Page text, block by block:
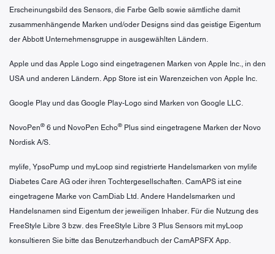
Erscheinungsbild des Sensors, die Farbe Gelb sowie sämtliche damit
zusammenhängende Marken und/oder Designs sind das geistige Eigentum
der Abbott Unternehmensgruppe in ausgewählten Ländern.
Apple und das Apple Logo sind eingetragenen Marken von Apple Inc., in den
USA und anderen Ländern. App Store ist ein Warenzeichen von Apple Inc.
Google Play und das Google Play-Logo sind Marken von Google LLC.
NovoPen® 6 und NovoPen Echo® Plus sind eingetragene Marken der Novo
Nordisk A/S.
mylife, YpsoPump und myLoop sind registrierte Handelsmarken von mylife
Diabetes Care AG oder ihren Tochtergesellschaften. CamAPS ist eine
eingetragene Marke von CamDiab Ltd. Andere Handelsmarken und
Handelsnamen sind Eigentum der jeweiligen Inhaber. Für die Nutzung des
FreeStyle Libre 3 bzw. des FreeStyle Libre 3 Plus Sensors mit myLoop
konsultieren Sie bitte das Benutzerhandbuch der CamAPSFX App.